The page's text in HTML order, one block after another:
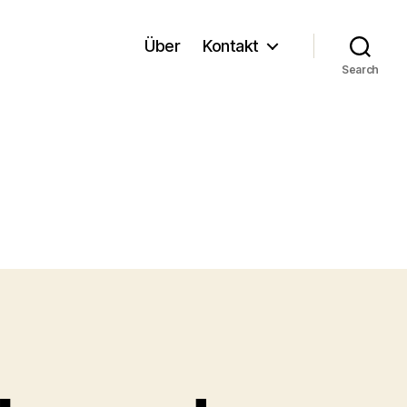
Über Kontakt
Search